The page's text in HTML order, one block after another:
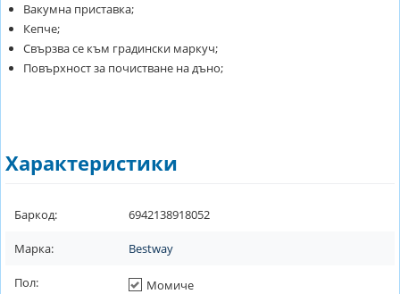
Вакумна приставка;
Кепче;
Свързва се към градински маркуч;
Повърхност за почистване на дъно;
Характеристики
Баркод: 6942138918052
Марка: Bestway
Пол:
Момиче